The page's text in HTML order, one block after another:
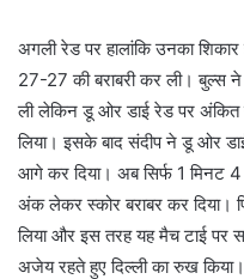
अगली रेड पर हालांकि उनका शिकार
27-27 की बराबरी कर ली। बुल्स
ली लेकिन डू ओर डाई रेड पर अंकित
लिया। इसके बाद संदीप ने डू ओर
आगे कर दिया। अब सिर्फ 1
अंक लेकर स्कोर बराबर कर दिया।
लिया और इस तरह यह मैच टाई पर
अजेय रहते हुए दिल्ली का रुख किया।